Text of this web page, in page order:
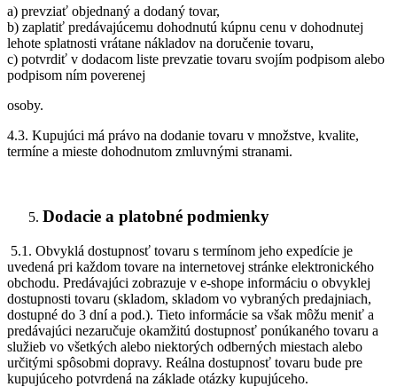
a) prevziať objednaný a dodaný tovar,
b) zaplatiť predávajúcemu dohodnutú kúpnu cenu v dohodnutej
lehote splatnosti vrátane nákladov na doručenie tovaru,
c) potvrdiť v dodacom liste prevzatie tovaru svojím podpisom alebo
podpisom ním poverenej
osoby.
4.3. Kupujúci má právo na dodanie tovaru v množstve, kvalite,
termíne a mieste dohodnutom zmluvnými stranami.
Dodacie a platobné podmienky
5.1. Obvyklá dostupnosť tovaru s termínom jeho expedície je
uvedená pri každom tovare na internetovej stránke elektronického
obchodu. Predávajúci zobrazuje v e-shope informáciu o obvyklej
dostupnosti tovaru (skladom, skladom vo vybraných predajniach,
dostupné do 3 dní a pod.). Tieto informácie sa však môžu meniť a
predávajúci nezaručuje okamžitú dostupnosť ponúkaného tovaru a
služieb vo všetkých alebo niektorých odberných miestach alebo
určitými spôsobmi dopravy. Reálna dostupnosť tovaru bude pre
kupujúceho potvrdená na základe otázky kupujúceho.